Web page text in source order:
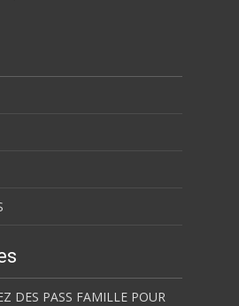
DES PASS FAMILLE POUR